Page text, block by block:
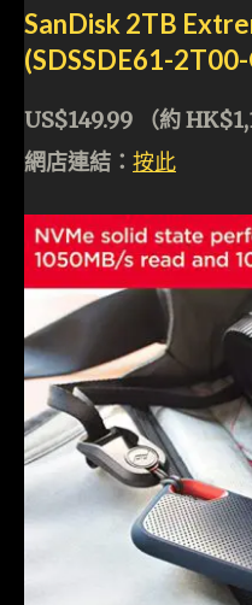
SanDisk 2TB
(SDSSDE61-
US$149.99 （約
網店連結： 按此